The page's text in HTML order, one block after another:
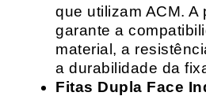
que utilizam ACM. A
garante a
material, a
a durabilidade da
Fitas Dupla Face